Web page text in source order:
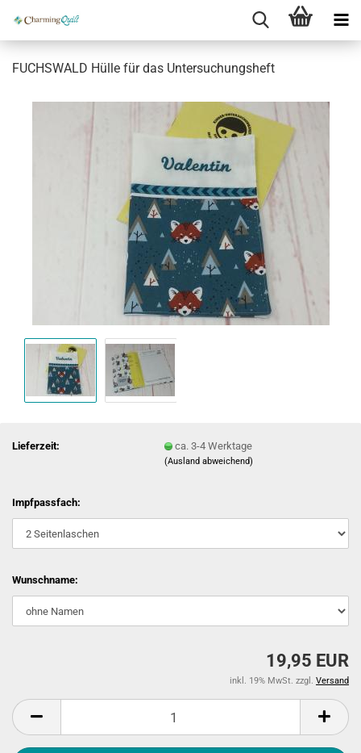
FUCHSWALD Hülle für das Untersuchungsheft
Lieferzeit: ca. 3-4 Werktage
(Ausland abweichend)
Impfpassfach:
Wunschname:
19,95 EUR
inkl. 19% MwSt. zzgl. Versand